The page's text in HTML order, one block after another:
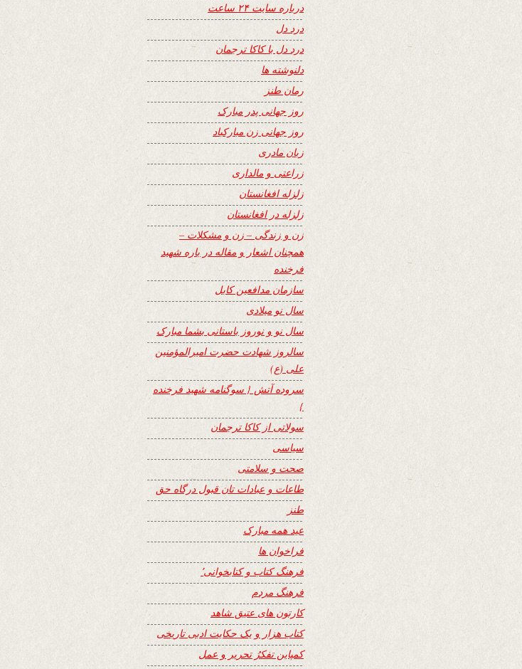
درباره سایت ۲۴ ساعت
درد دل
درد دل با کاکا ترجمان
دلنوشته ها
رمان طنز
روز جهانی پدر مبارک
روز جهانی زن مبارکباد
زبان مادری
زراعتی و مالداری
زلزله افغانستان
زلزله در افغانستان
زن و زندگی – زن و مشکلات –
همچنان اشعار و مقاله در باره شهید
فرخنده
سازمان مدافعین کابل
سال نو میلادی
سال نو و نوروز باستانی بشما مبارک
سالروز شهادت حضرت امیرالمؤمنین
علی (ع)
سروده آتش { سوگنامه شهید فرخنده
}
سولاتی از کاکا ترجمان
سیاسی
صحت و سلامتی
طاعات و عبادات تان قبول درگاه حق
طنز
عید همه مبارک
فراخوان ها
فرهنگ کتاب و کتابخوانی٬
فرهنگ مردم
کارتون های عتیق شاهد
کتاب هزار و یک حکایت ادبی تاریخی
کمپاین تفکرُ تحریر و عمل